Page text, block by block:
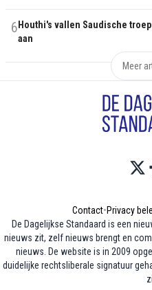
6 Houthi's vallen Saudische
aan
Meer
Contact•Privacy
De Dagelijkse Standaard is een
nieuws zit, zelf nieuws brengt en
nieuws. De website is in 2009
duidelijke rechtsliberale signatuur